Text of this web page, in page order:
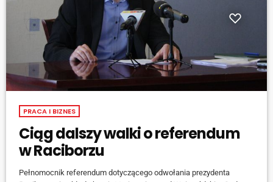
PRACA I BIZNES
Ciąg dalszy walki o referendum
w Raciborzu
Pełnomocnik referendum dotyczącego odwołania prezydenta